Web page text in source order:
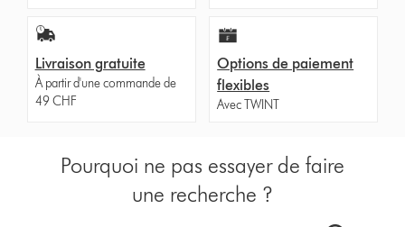
Livraison gratuite
À partir d'une commande de
49 CHF
Options de paiement
flexibles
Avec TWINT
Pourquoi ne pas essayer de faire
une recherche ?